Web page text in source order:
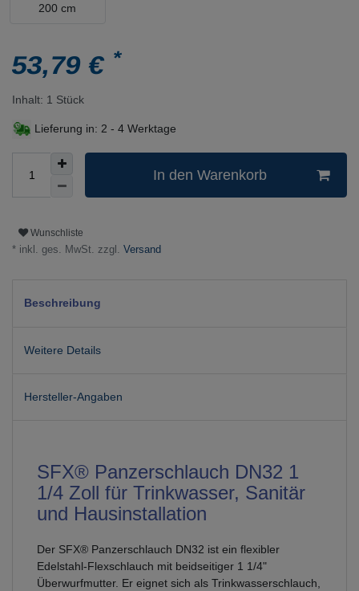
200 cm
53,79 €*
Inhalt: 1 Stück
Lieferung in: 2 - 4 Werktage
In den Warenkorb
Wunschliste
* inkl. ges. MwSt. zzgl. Versand
Beschreibung
Weitere Details
Hersteller-Angaben
SFX® Panzerschlauch DN32 1
1/4 Zoll für Trinkwasser, Sanitär
und Hausinstallation
Der SFX® Panzerschlauch DN32 ist ein flexibler
Edelstahl-Flexschlauch mit beidseitiger 1 1/4"
Überwurfmutter. Er eignet sich als Trinkwasserschlauch,